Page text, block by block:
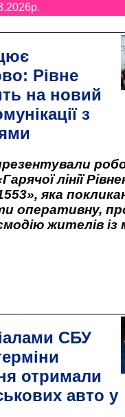
Рівне
на новий
з
лінії
яка
оперативну,
жителів із
СБУ
отримали
авто у